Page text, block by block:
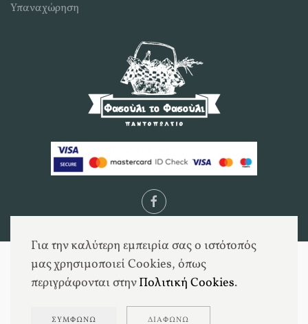
Υπαναχώρηση
Για την καλύτερη εμπειρία σας ο ιστότοπός
μας χρησιμοποιεί Cookies, όπως
περιγράφονται στηνΠολιτική Cookies.
ΣΥΜΦΩΝΏ ΔΙΑΦΩΝΏ